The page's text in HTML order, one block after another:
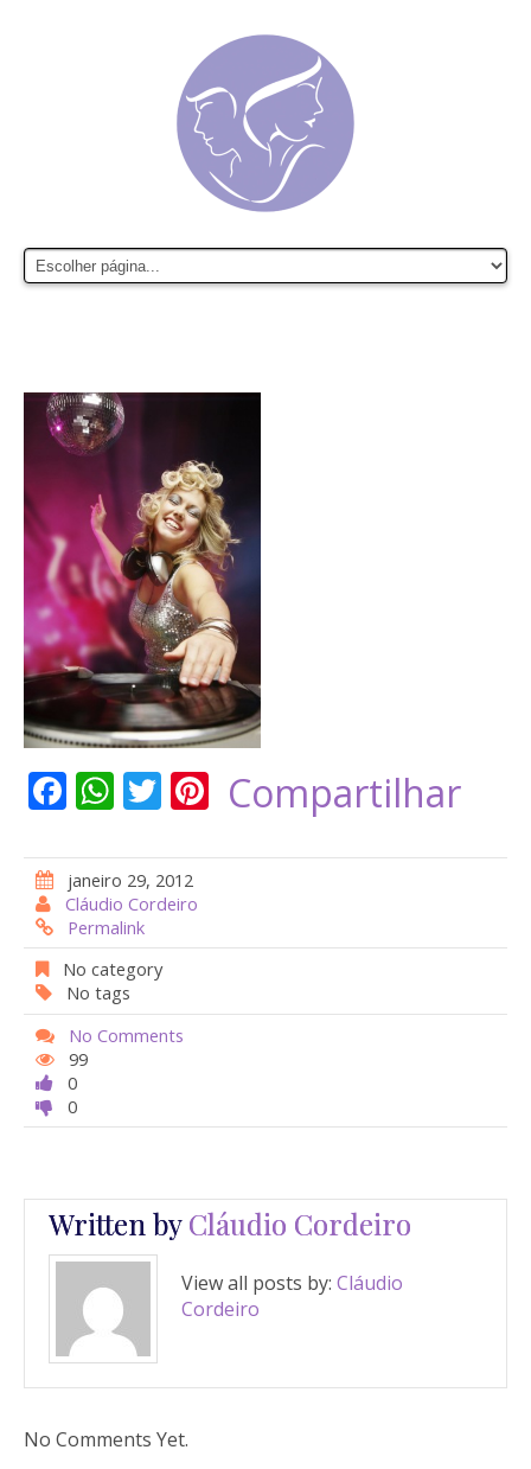
F
e
b
o
o
k
W
at
s
A
p
p
T
itt
er
Pi
er
st
Compartilhar
janeiro 29, 2012
Cláudio Cordeiro
Permalink
No category
No tags
No Comments
99
0
0
Written byCláudio Cordeiro
View all posts by: Cláudio
Cordeiro
No Comments Yet.